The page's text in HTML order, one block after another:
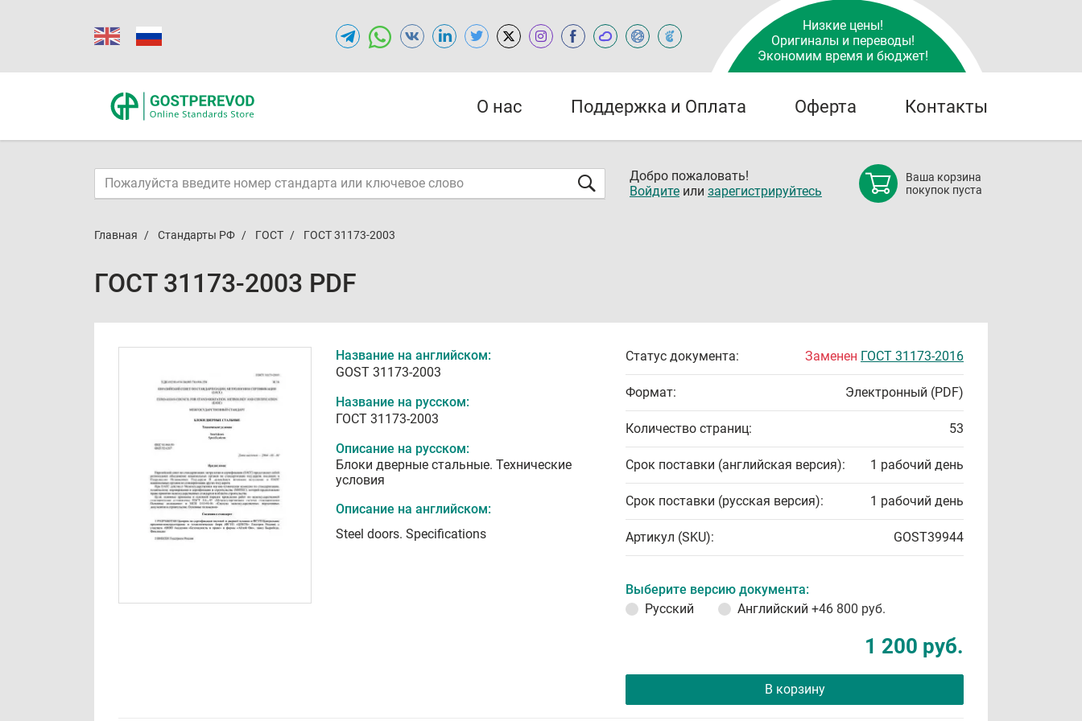
Низкие цены!
Оригиналы и переводы!
Экономим время и бюджет!
О нас Поддержка и Оплата Оферта Контакты
Добро пожаловать!
Войдите или зарегистрируйтесь
Ваша корзина
покупок пуста
Главная Стандарты РФ ГОСТ ГОСТ 31173-2003
ГОСТ 31173-2003 PDF
Название на английском:
GOST 31173-2003
Название на русском:
ГОСТ 31173-2003
Описание на русском:
Блоки дверные стальные. Технические
условия
Описание на английском:
Steel doors. Specifications
Статус документа: Заменен ГОСТ 31173-2016
Формат: Электронный (PDF)
Количество страниц: 53
Срок поставки (английская версия): 1 рабочий день
Срок поставки (русская версия): 1 рабочий день
Артикул (SKU): GOST39944
Выберите версию документа:
Русский
Английский +46 800 руб.
1 200 руб.
В корзину